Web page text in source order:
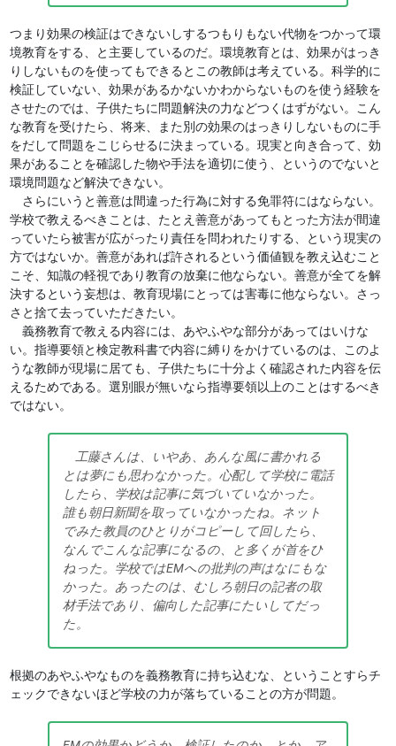
つまり効果の検証はできないしするつもりもない代物をつかって環
境教育をする、と主要しているのだ。環境教育とは、効果がはっき
りしないものを使ってもできるとこの教師は考えている。科学的に
検証していない、効果があるかないかわからないものを使う経験を
させたのでは、子供たちに問題解決の力などつくはずがない。こん
な教育を受けたら、将来、また別の効果のはっきりしないものに手
をだして問題をこじらせるに決まっている。現実と向き合って、効
果があることを確認した物や手法を適切に使う、というのでないと
環境問題など解決できない。
さらにいうと善意は間違った行為に対する免罪符にはならない。
学校で教えるべきことは、たとえ善意があってもとった方法が間違
っていたら被害が広がったり責任を問われたりする、という現実の
方ではないか。善意があれば許されるという価値観を教え込むこと
こそ、知識の軽視であり教育の放棄に他ならない。善意が全てを解
決するという妄想は、教育現場にとっては害毒に他ならない。さっ
さと捨て去っていただきたい。
義務教育で教える内容には、あやふやな部分があってはいけな
い。指導要領と検定教科書で内容に縛りをかけているのは、このよ
うな教師が現場に居ても、子供たちに十分よく確認された内容を伝
えるためである。選別眼が無いなら指導要領以上のことはするべき
ではない。
工藤さんは、いやあ、あんな風に書かれる
とは夢にも思わなかった。心配して学校に電話
したら、学校は記事に気づいていなかった。
誰も朝日新聞を取っていなかったね。ネット
でみた教員のひとりがコピーして回したら、
なんでこんな記事になるの、と多くが首をひ
ねった。学校ではEMへの批判の声はなにもな
かった。あったのは、むしろ朝日の記者の取
材手法であり、偏向した記事にたいしてだっ
た。
根拠のあやふやなものを義務教育に持ち込むな、ということすらチ
ェックできないほど学校の力が落ちていることの方が問題。